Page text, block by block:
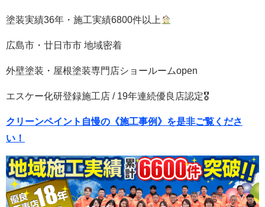
塗装実績36年・施工実績6800件以上
広島市・廿日市市 地域密着
外壁塗装・屋根塗装専門店ショールームopen
エスケー化研登録施工店 / 19年連続優良店認定🎖
クリーンペイント自慢の《施工事例》を是非ご覧くださ
い！